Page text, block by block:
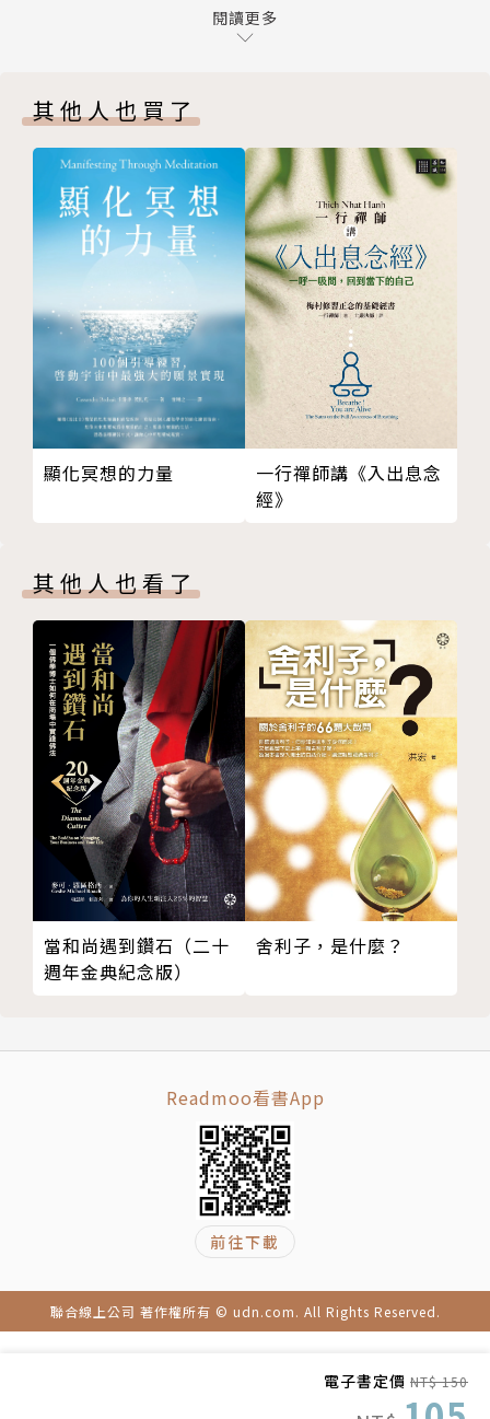
電子書定價 NT$ 150
聖嚴法師（1930～2009年）
聖嚴法師1930年生於江蘇南通，1943年於狼山出家。
曾於高雄美濃閉關六年，隨後留學日本，獲立正大學文
學博士學位。1975年應邀赴美弘法。1989年創建法鼓
山，並於2005年開創繼起漢傳禪佛教的「中華禪法鼓
聖嚴法師是一位思想家、作家暨國際知名禪師，著作豐
富，中、英、日文著作達百餘種，先後獲頒中山文藝
獎、中山學術獎、總統文化獎及社會各界的諸多獎項。
聖嚴法師提出「提昇人的品質，建設人間淨土」的理
念，相繼創辦中華佛學研究所、法鼓佛教學院、僧伽大
法觀念和方法指導東、西方人士修行。法師著重以現代
人的語言和觀點普傳佛法，陸續提出「心靈環保」、
「四種環保」、「心五四運動」、「心六倫」等社會運
動，更致力於國際弘化工作，其寬闊胸襟與國際化視
野，深獲海內外肯定。
09是壓力太大或努力太少？
10如何運用危機改變自己？
12如何面對四面八方的壓力？
13有耐力就不怕壓力
14對順境感謝、對逆境感恩
15面對貧窮的勇氣
16失敗都是別人的錯？
17如何運用生命的低潮期？
18找對方向，不管成敗壓力
19行到水窮處，坐看雲起時
20不能做大事就做小事
21如何處理失業的壓力？
22面對壓力如何心不累？
23忍出工作好本領
24別再自己逼自己！
27如何化解不景氣的壓力？
28如何用平常心應試？
29預防情緒失火
30休閒娛樂真的能紓壓嗎？
31還有一口呼吸在
32命運可以改嗎？
33現在的危機是最好的轉機
34忍一下就過去了
35轉變心境就會快樂
36海綿精神
37工作做不完怎麼辦？
38順其自然化解壓力
39如何面對自信不足的壓力？
40隨緣自在平常心
閱讀更多
其他人也買了
顯化冥想的力量
一行禪師講《入出息念
經》
其他人也看了
當和尚遇到鑽石（二十
週年金典紀念版）
舍利子，是什麼？
Readmoo看書App
前往下載
聯合線上公司 著作權所有 © udn.com. All Rights Reserved.